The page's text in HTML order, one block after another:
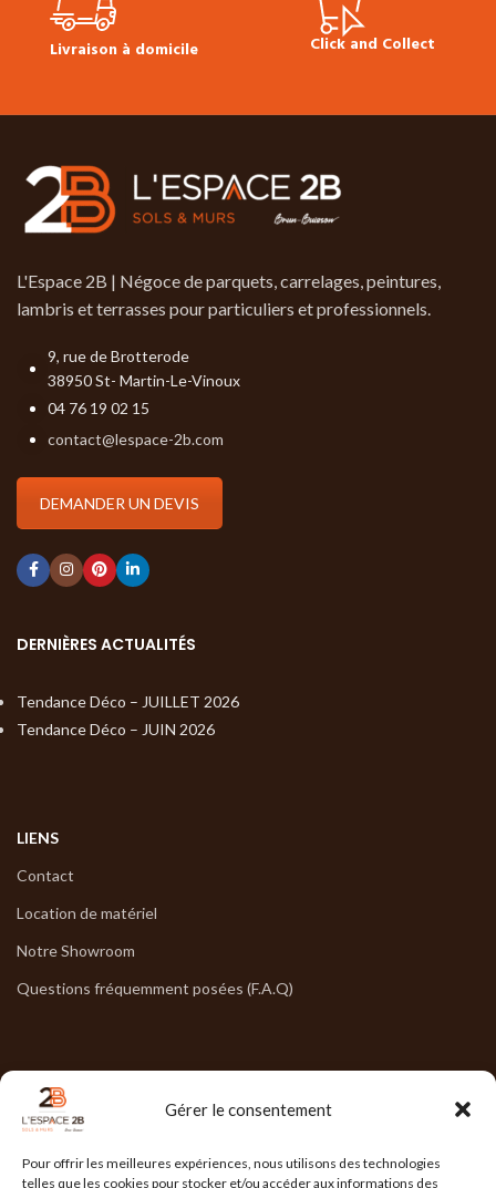
Gérer le consentement
Pour offrir les meilleures expériences, nous utilisons des technologies
telles que les cookies pour stocker et/ou accéder aux informations des
Livraison à domicile Click and Collect
L'Espace 2B | Négoce de parquets, carrelages, peintures,
lambris et terrasses pour particuliers et professionnels.
9, rue de Brotterode
38950 St- Martin-Le-Vinoux
04 76 19 02 15
contact@lespace-2b.com
DEMANDER UN DEVIS
DERNIÈRES ACTUALITÉS
Tendance Déco – JUILLET 2026
Tendance Déco – JUIN 2026
LIENS
Contact
Location de matériel
Notre Showroom
Questions fréquemment posées (F.A.Q)
NOS HORAIRES
Lun : 7h30/17h30
Mar : 7h30/17h30